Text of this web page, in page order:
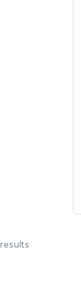
results